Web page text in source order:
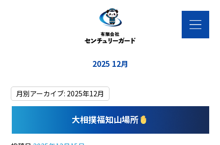
2025 12月
月別アーカイブ: 2025年12月
大相撲福知山場所